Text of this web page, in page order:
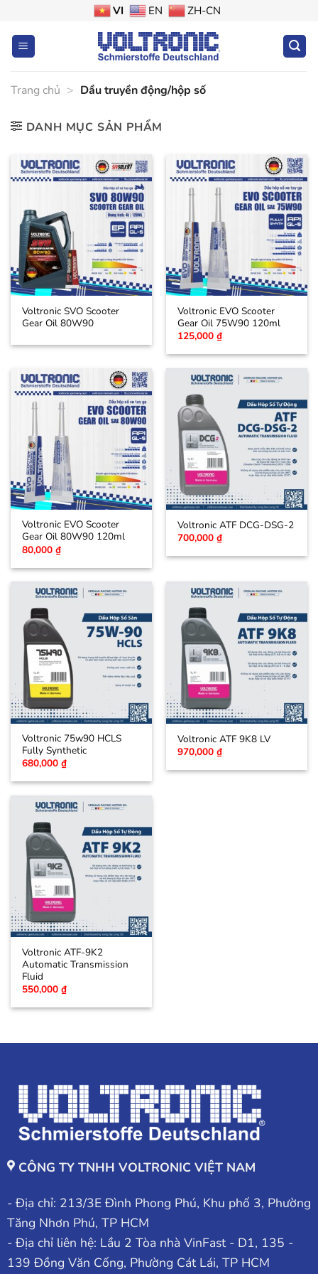
dung
VI EN ZH-CN
Trang chủ > Dầu truyền động/hộp số
DANH MỤC SẢN PHẨM
Voltronic SVO Scooter
Gear Oil 80W90
Voltronic EVO Scooter
Gear Oil 75W90 120ml
125,000₫
Voltronic EVO Scooter
Gear Oil 80W90 120ml
80,000₫
Voltronic ATF DCG-DSG-2
700,000₫
Voltronic 75w90 HCLS
Fully Synthetic
680,000₫
Voltronic ATF 9K8 LV
970,000₫
Voltronic ATF-9K2
Automatic Transmission
Fluid
550,000₫
CÔNG TY TNHH VOLTRONIC VIỆT NAM
- Địa chỉ: 213/3E Đình Phong Phú, Khu phố 3, Phường
Tăng Nhơn Phú, TP HCM
- Địa chỉ liên hệ: Lầu 2 Tòa nhà VinFast - D1, 135 -
139 Đồng Văn Cống, Phường Cát Lái, TP HCM